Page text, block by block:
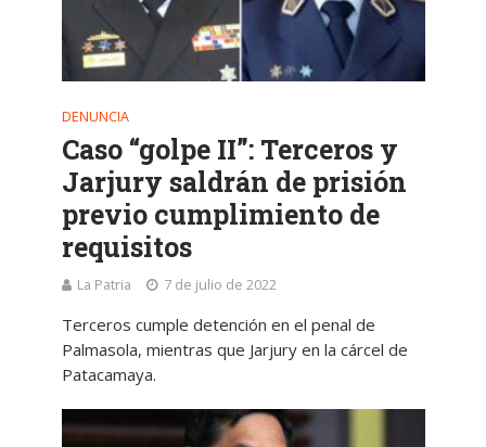
DENUNCIA
Caso “golpe II”: Terceros y
Jarjury saldrán de prisión
previo cumplimiento de
requisitos
La Patria 7 de julio de 2022
Terceros cumple detención en el penal de
Palmasola, mientras que Jarjury en la cárcel de
Patacamaya.